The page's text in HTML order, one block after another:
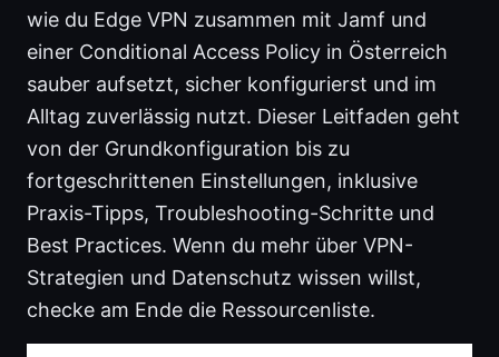
wie du Edge VPN zusammen mit Jamf und
einer Conditional Access Policy in Österreich
sauber aufsetzt, sicher konfigurierst und im
Alltag zuverlässig nutzt. Dieser Leitfaden geht
von der Grundkonfiguration bis zu
fortgeschrittenen Einstellungen, inklusive
Praxis-Tipps, Troubleshooting-Schritte und
Best Practices. Wenn du mehr über VPN-
Strategien und Datenschutz wissen willst,
checke am Ende die Ressourcenliste.